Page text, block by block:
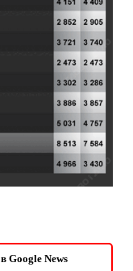
Google News